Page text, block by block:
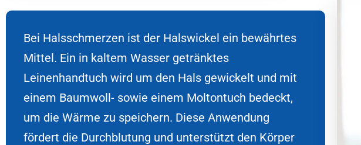
Bei Halsschmerzen ist der Halswickel ein bewährtes
Mittel. Ein in kaltem Wasser getränktes
Leinenhandtuch wird um den Hals gewickelt und mit
einem Baumwoll- sowie einem Moltontuch bedeckt,
um die Wärme zu speichern. Diese Anwendung
fördert die Durchblutung und unterstützt den Körper